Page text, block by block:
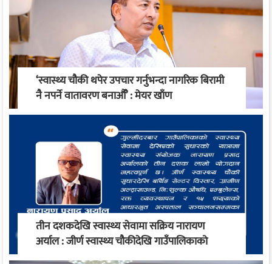
‘स्वास्थ्य चौकी थपेर उपचार गर्नुभन्दा नागरिक बिरामी
नै नपर्ने वातावरण बनाऔँ’ : मेयर खाँण
तीन दशकदेखि स्वास्थ्य सेवामा सक्रिय नारायण
अर्याल : जीर्ण स्वास्थ्य चौकीदेखि गाउँपालिकाको
स्वास्थ्य रूपान्तरण सम्म